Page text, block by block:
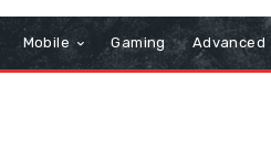
Mobile Gaming Advanced